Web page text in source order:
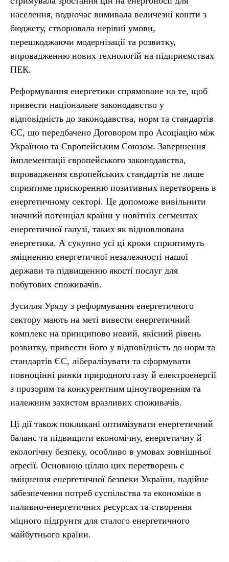
населення, водночас вимивала величезні кошти з
бюджету, створювала нерівні умови,
перешкоджаючи модернізації та розвитку,
впровадженню нових технологій на підприємствах
ПЕК.
Реформування енергетики спрямоване на те, щоб
привести національне законодавство у
відповідність до законодавства, норм та стандартів
ЄС, що передбачено Договором про Асоціацію між
Україною та Європейським Союзом. Завершення
імплементації європейського законодавства,
впровадження європейських стандартів не лише
сприятиме прискоренню позитивних перетворень в
енергетичному секторі. Це допоможе вивільнити
значний потенціал країни у новітніх сегментах
енергетичної галузі, таких як відновлювана
енергетика. А сукупно усі ці кроки сприятимуть
зміцненню енергетичної незалежності нашої
держави та підвищенню якості послуг для
побутових споживачів.
Зусилля Уряду з реформування енергетичного
сектору мають на меті вивести енергетичний
комплекс на принципово новий, якісний рівень
розвитку, привести його у відповідність до норм та
стандартів ЄС, лібералізувати та сформувати
повноцінні ринки природного газу й електроенергії
з прозорим та конкурентним ціноутворенням та
належним захистом вразливих споживачів.
Ці дії також покликані оптимізувати енергетичний
баланс та підвищити економічну, енергетичну й
екологічну безпеку, особливо в умовах зовнішньої
агресії. Основною ціллю цих перетворень є
зміцнення енергетичної безпеки України, надійне
забезпечення потреб суспільства та економіки в
паливно-енергетичних ресурсах та створення
міцного підґрунтя для сталого енергетичного
майбутнього країни.